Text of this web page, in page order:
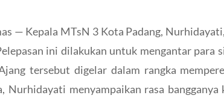
— Kepala MTsN 3 Kota Padang,
ini dilakukan untuk mengantar para
tersebut digelar dalam rangka
Nurhidayati menyampaikan rasa